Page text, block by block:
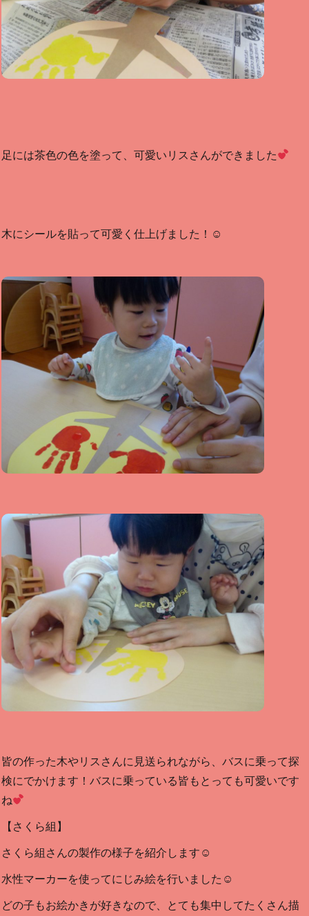
足には茶色の色を塗って、可愛いリスさんができました
木にシールを貼って可愛く仕上げました！☺
皆の作った木やリスさんに見送られながら、バスに乗って探
検にでかけます！バスに乗っている皆もとっても可愛いです
ね
【さくら組】
さくら組さんの製作の様子を紹介します☺
水性マーカーを使ってにじみ絵を行いました☺
どの子もお絵かきが好きなので、とても集中してたくさん描